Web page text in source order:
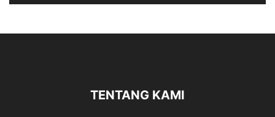
TENTANG KAMI